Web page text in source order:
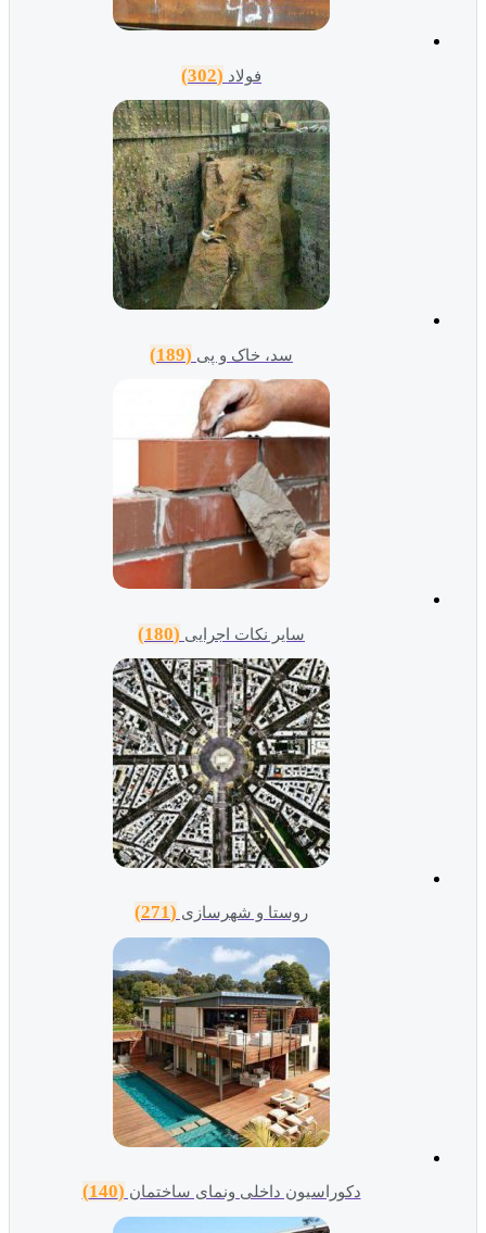
سد، خاک و پی(189)
سایر نکات اجرایی
روستا و شهرسازی(271)
دکوراسیون داخلی ونمای ساختمان(140)